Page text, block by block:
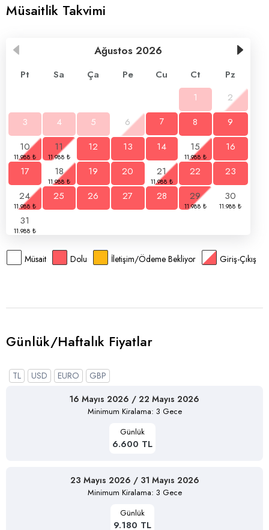
Müsaitlik Takvimi
Ağustos 2026
Pt Sa Ça Pe Cu Ct
Pz
1
2
3
4 5 6 7 8
9
10
11 12 13 14 15
16
17
18 19 20 21 22
23
24
25 26 27 28 29
30
31
Müsait Dolu İletişim/Ödeme Bekliyor Giriş-Çıkış
Günlük/Haftalık Fiyatlar
TL USD EURO
GBP
16 Mayıs 2026 / 22 Mayıs 2026
Minimum Kiralama: 3 Gece
Günlük
6.600 TL
23 Mayıs 2026 / 31 Mayıs 2026
Minimum Kiralama: 3 Gece
Günlük
9.180 TL